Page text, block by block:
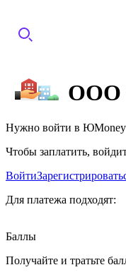
ООО
Нужно войти в ЮMoney
Чтобы заплатить,
Войти
Для платежа подходят:
Баллы
Получайте и тратьте